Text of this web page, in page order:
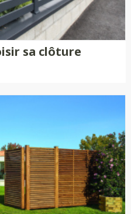
sa clôture